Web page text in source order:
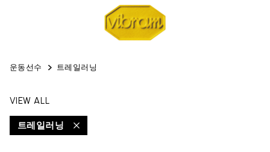
운동선수 트레일러닝
VIEW ALL
트레일러닝